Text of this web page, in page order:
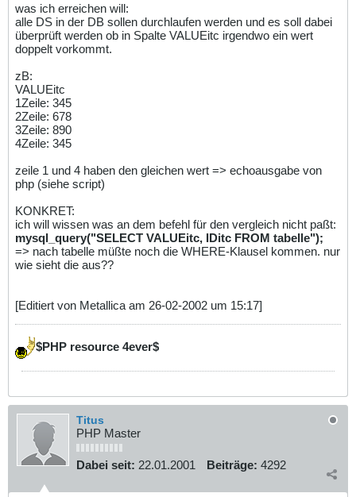
was ich erreichen will:
alle DS in der DB sollen durchlaufen werden und es soll dabei
überprüft werden ob in Spalte VALUEitc irgendwo ein wert
doppelt vorkommt.
zB:
VALUEitc
1Zeile: 345
2Zeile: 678
3Zeile: 890
4Zeile: 345
zeile 1 und 4 haben den gleichen wert => echoausgabe von
php (siehe script)
KONKRET:
ich will wissen was an dem befehl für den vergleich nicht paßt:
mysql_query("SELECT VALUEitc, IDitc FROM tabelle");
=> nach tabelle müßte noch die WHERE-Klausel kommen. nur
wie sieht die aus??
[Editiert von Metallica am 26-02-2002 um 15:17]
$PHP resource 4ever$
Titus
PHP Master
Dabei seit: 22.01.2001 Beiträge: 4292